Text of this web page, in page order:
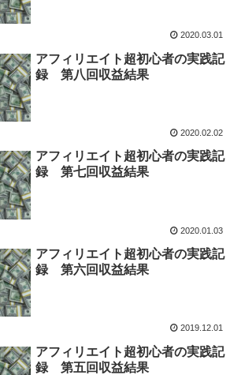
2020.03.01
アフィリエイト超初心者の実践記
録 第八回収益結果
2020.02.02
アフィリエイト超初心者の実践記
録 第七回収益結果
2020.01.03
アフィリエイト超初心者の実践記
録 第六回収益結果
2019.12.01
アフィリエイト超初心者の実践記
録 第五回収益結果